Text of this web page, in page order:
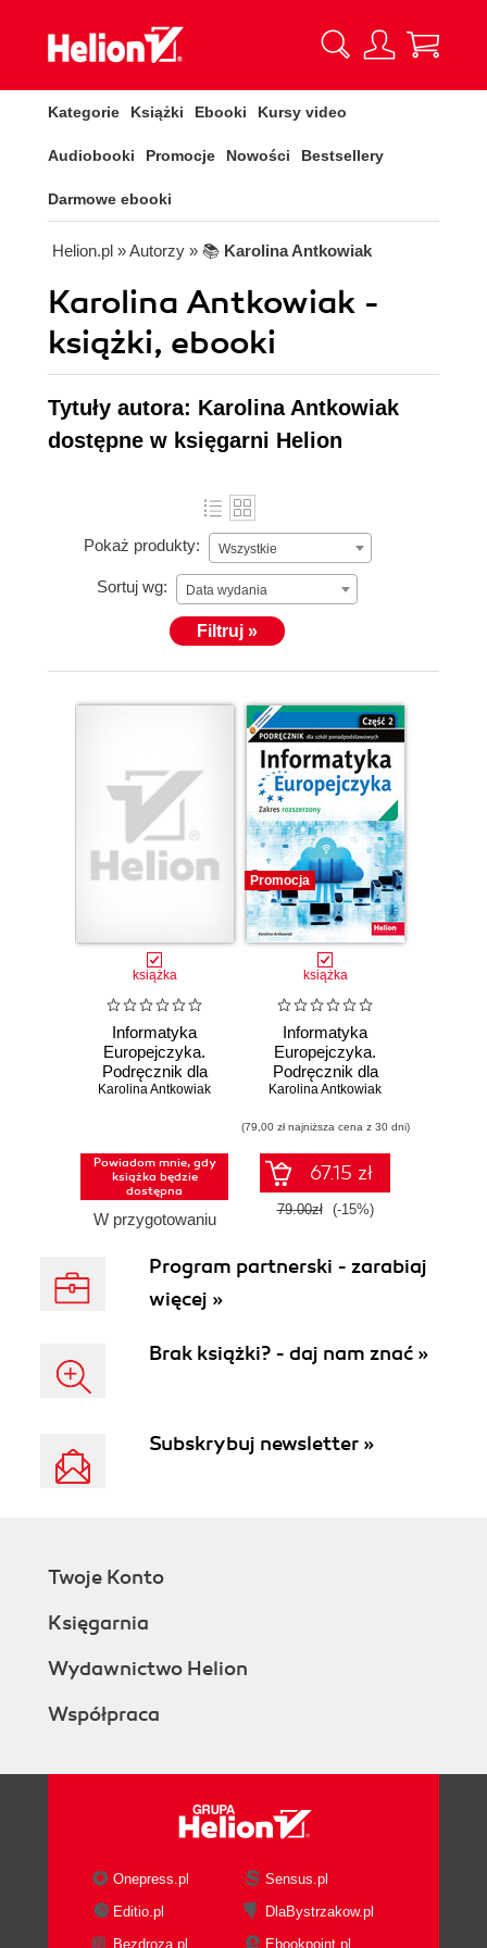
Kategorie Książki Ebooki Kursy video
Audiobooki Promocje Nowości Bestsellery
Darmowe ebooki
Helion.pl » Autorzy » 📚 Karolina Antkowiak
Karolina Antkowiak -
książki, ebooki
Tytuły autora: Karolina Antkowiak
dostępne w księgarni Helion
Pokaż produkty: Wszystkie
Sortuj wg: Data wydania
Filtruj »
książka
Informatyka
Europejczyka.
Podręcznik dla
szkół
rozszerzony.
Część 2 (wydanie
z numerem
Karolina Antkowiak
Powiadom mnie, gdy
książka będzie
dostępna
W przygotowaniu
Promocja
książka
Informatyka
Europejczyka.
Podręcznik dla
szkół
Zakres
rozszerzony.
Część 2
Karolina Antkowiak
(79,00 zł najniższa cena z 30 dni)
67.15 zł
79.00zł (-15%)
Program partnerski - zarabiaj
więcej »
Brak książki? - daj nam znać »
Subskrybuj newsletter »
Twoje Konto
Księgarnia
Wydawnictwo Helion
Współpraca
Onepress.pl
Sensus.pl
Editio.pl
DlaBystrzakow.pl
Bezdroza.pl
Ebookpoint.pl